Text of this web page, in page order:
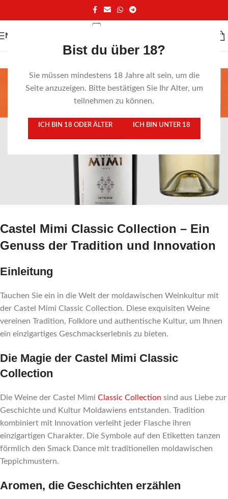
Bist du über 18?
Sie müssen mindestens 18 Jahre alt sein, um die
Seite anzuzeigen. Bitte bestätigen Sie Ihr Alter, um
teilnehmen zu können.
ICH BIN 18 ODER ÄLTER ICH BIN UNTER 18
MENÜ
Castel Mimi Classic Collection – Ein
Genuss der Tradition und Innovation
Einleitung
Tauchen Sie ein in die Welt der moldawischen Weinkultur mit
der Castel Mimi Classic Collection. Diese exquisiten Weine
vereinen Tradition, Folklore und authentische Kultur, um Ihnen
ein einzigartiges Geschmackserlebnis zu bieten.
Die Magie der Castel Mimi Classic
Collection
Die Weine der Castel Mimi Classic Collection sind aus Liebe zur
Geschichte und Kultur Moldawiens entstanden. Tradition
kombiniert mit Innovation verleiht jeder Flasche ihren
einzigartigen Charakter. Die Symbole auf den Etiketten tanzen
förmlich den Smack Dance mit traditionellen moldawischen
Teppichmustern.
Aromen, die Geschichten erzählen